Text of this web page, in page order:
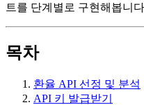
트를 단계별로 구현해봅니
목차
환율 API 선정 및 분석
API 키 발급받기